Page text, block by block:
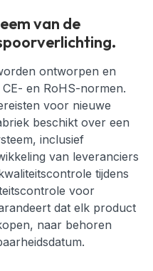
van de
ontworpen en
en RoHS-normen.
voor nieuwe
beschikt over een
inclusief
van leveranciers
tijdens
voor
dat elk product
naar behoren